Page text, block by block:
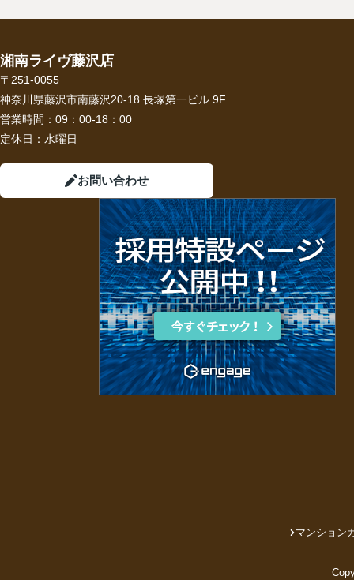
湘南ライヴ藤沢店
〒251-0055
神奈川県藤沢市南藤沢20-18 長塚第一ビル 9F
営業時間： 09：00-18：00
定休日： 水曜日
お問い合わせ
マンション